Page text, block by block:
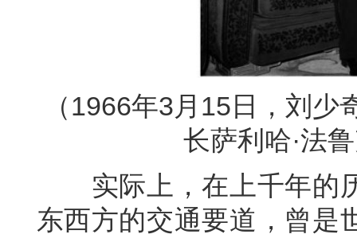
（1966年3月15日，刘
长萨利哈·法
实际上，在上千年的历
东西方的交通要道，曾是